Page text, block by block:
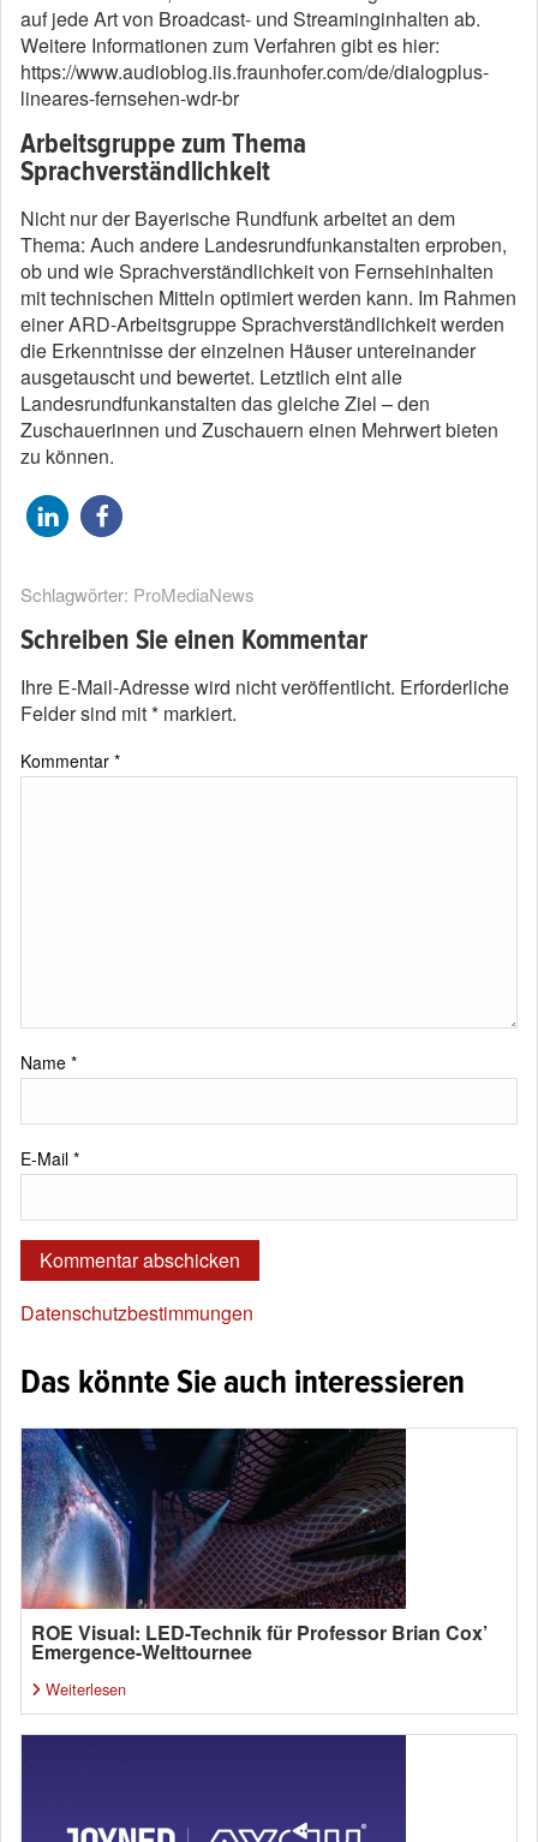
auf jede Art von Broadcast- und Streaminginhalten ab.
Weitere Informationen zum Verfahren gibt es hier:
https://www.audioblog.iis.fraunhofer.com/de/dialogplus-
lineares-fernsehen-wdr-br
Arbeitsgruppe zum Thema
Sprachverständlichkeit
Nicht nur der Bayerische Rundfunk arbeitet an dem
Thema: Auch andere Landesrundfunkanstalten erproben,
ob und wie Sprachverständlichkeit von Fernsehinhalten
mit technischen Mitteln optimiert werden kann. Im Rahmen
einer ARD-Arbeitsgruppe Sprachverständlichkeit werden
die Erkenntnisse der einzelnen Häuser untereinander
ausgetauscht und bewertet. Letztlich eint alle
Landesrundfunkanstalten das gleiche Ziel – den
Zuschauerinnen und Zuschauern einen Mehrwert bieten
zu können.
Schlagwörter: ProMediaNews
Schreiben Sie einen Kommentar
Ihre E-Mail-Adresse wird nicht veröffentlicht. Erforderliche
Felder sind mit* markiert.
Kommentar *
Name *
E-Mail *
Datenschutzbestimmungen
Das könnte Sie auch interessieren
ROE Visual: LED-Technik für Professor Brian Cox’
Emergence-Welttournee
Weiterlesen